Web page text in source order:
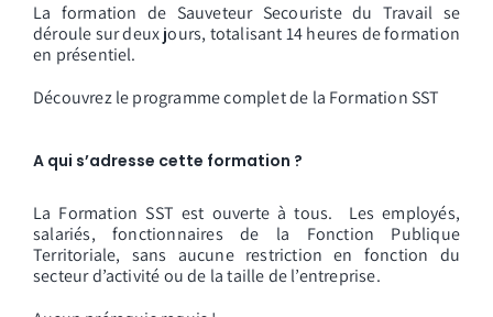
La formation de Sauveteur Secouriste du Travail se
déroule sur deux jours, totalisant 14 heures de formation
en présentiel.
Découvrez le programme complet de la Formation SST
A qui s’adresse cette formation ?
La Formation SST est ouverte à tous. Les employés,
salariés, fonctionnaires de la Fonction Publique
Territoriale, sans aucune restriction en fonction du
secteur d’activité ou de la taille de l’entreprise.